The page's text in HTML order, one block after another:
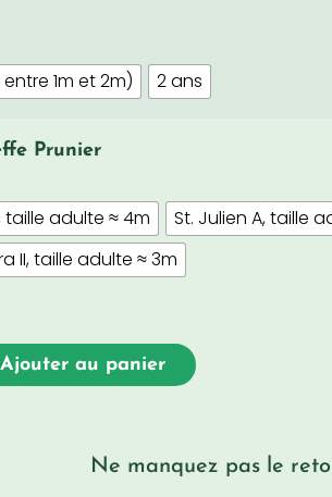
1m et 2m) 2 ans
Prunier
adulte ≈ 4m
St. Julien A, taille
II, taille adulte ≈ 3m
Ajouter au panier
Ne manquez pas le